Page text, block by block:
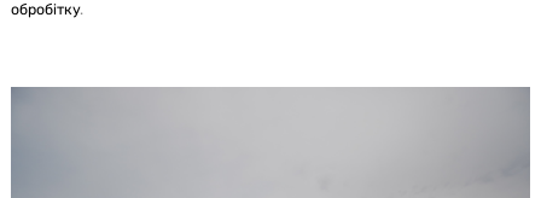
обробітку.